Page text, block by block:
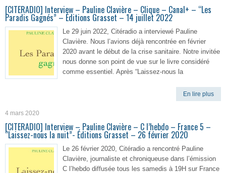
[CITERADIO] Interview – Pauline Clavière – Clique – Canal+ – “Les
Paradis Gagnés” – Éditions Grasset – 14 juillet 2022
Le 29 juin 2022, Citéradio a interviewé Pauline
Clavière. Nous l’avions déjà rencontrée en février
2020 avant le début de la crise sanitaire. Notre invitée
nous donne son point de vue sur le livre considéré
comme essentiel. Après “Laissez-nous la
En lire plus
4 mars 2020
[CITERADIO] Interview – Pauline Clavière – C l’hebdo – France 5 –
“Laissez-nous la nuit”- Éditions Grasset – 26 février 2020
Le 26 février 2020, Citéradio a rencontré Pauline
Clavière, journaliste et chroniqueuse dans l’émission
C l’hebdo diffusée tous les samedis à 19H sur France